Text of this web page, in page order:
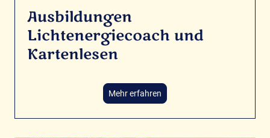
Ausbildungen
Lichtenergiecoach und
Kartenlesen
Mehr erfahren